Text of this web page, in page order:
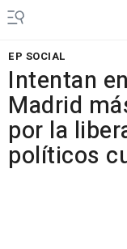
EP SOCIAL
Intentan
Madrid
por la
políticos